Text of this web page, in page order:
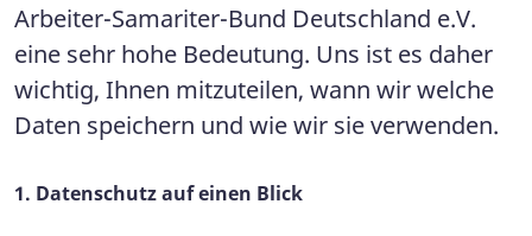
Arbeiter-Samariter-Bund Deutschland e.V.
eine sehr hohe Bedeutung. Uns ist es daher
wichtig, Ihnen mitzuteilen, wann wir welche
Daten speichern und wie wir sie verwenden.
1. Datenschutz auf einen Blick